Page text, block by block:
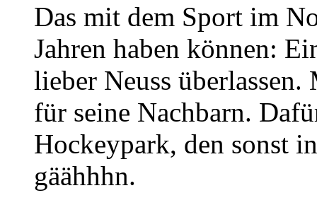
Das mit dem Sport im
Jahren haben können:
lieber Neuss
für seine Nachbarn.
Hockeypark, den sonst
gäähhhn.